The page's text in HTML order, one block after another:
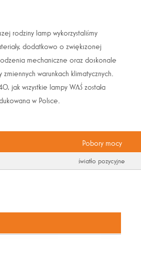
rodziny lamp wykorzystaliśmy
dodatkowo o zwiększonej
mechaniczne oraz doskonale
warunkach klimatycznych.
jak wszystkie lampy WAŚ została
w Polsce.
Pobory mocy
światło pozycyjne